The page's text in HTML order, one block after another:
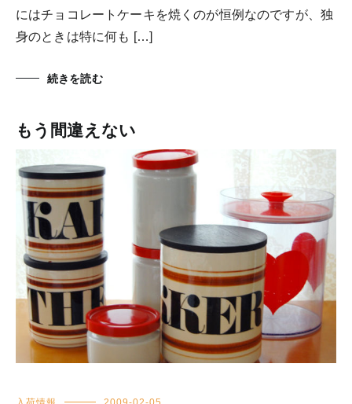
にはチョコレートケーキを焼くのが恒例なのですが、独
身のときは特に何も […]
続きを読む
もう間違えない